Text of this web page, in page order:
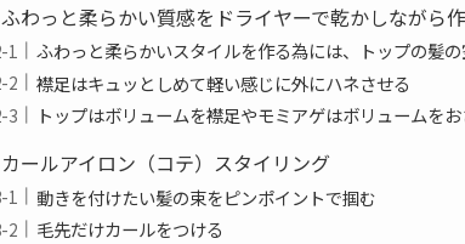
ふわっと柔らかい質感をドライヤーで乾かしながら
ふわっと柔らかいスタイルを作る為には、トップの髪の
襟足はキュッとしめて軽い感じに外にハネさせる
トップはボリュームを襟足やモミアゲはボリュームをお
カールアイロン（コテ）スタイリング
動きを付けたい髪の束をピンポイントで掴む
毛先だけカールをつける